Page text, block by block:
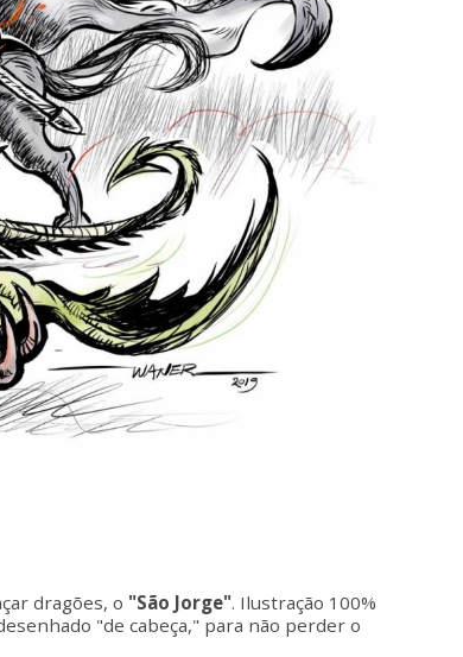
dragões, o "São Jorge". Ilustração 100%
"de cabeça," para não perder o